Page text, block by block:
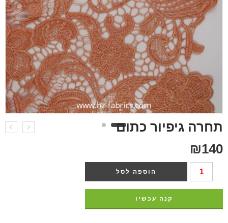
תחרה גיפיור כתום
₪140
הוספה לסל
קנה עכשיו